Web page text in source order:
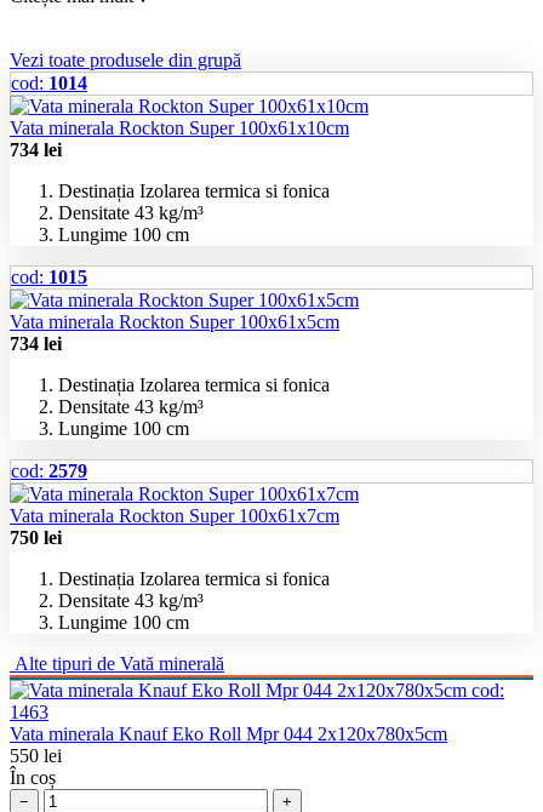
Vezi toate produsele din grupă
cod: 1014
Vata minerala Rockton Super 100x61x10cm
734 lei
Destinația Izolarea termica si fonica
Densitate 43 kg/m³
Lungime 100 cm
cod: 1015
Vata minerala Rockton Super 100x61x5cm
734 lei
Destinația Izolarea termica si fonica
Densitate 43 kg/m³
Lungime 100 cm
cod: 2579
Vata minerala Rockton Super 100x61x7cm
750 lei
Destinația Izolarea termica si fonica
Densitate 43 kg/m³
Lungime 100 cm
Alte tipuri de Vată minerală
cod:
1463
Vata minerala Knauf Eko Roll Mpr 044 2x120x780x5cm
550 lei
În coș
− +